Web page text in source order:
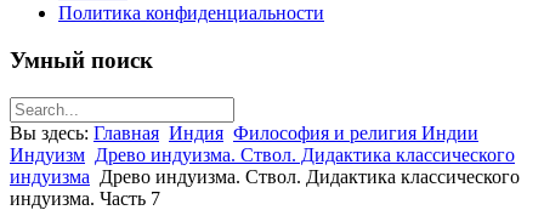
Политика конфиденциальности
Умный поиск
Вы здесь: Главная Индия Философия и религия Индии
Индуизм Древо индуизма. Ствол. Дидактика классического
индуизма Древо индуизма. Ствол. Дидактика классического
индуизма. Часть 7